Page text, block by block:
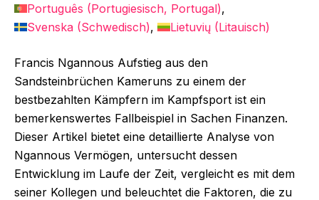
Português (Portugiesisch, Portugal)
Svenska (Schwedisch) Lietuvių (Litauisch)
Francis Ngannous Aufstieg aus den
Sandsteinbrüchen Kameruns zu einem der
bestbezahlten Kämpfern im Kampfsport ist ein
bemerkenswertes Fallbeispiel in Sachen Finanzen.
Dieser Artikel bietet eine detaillierte Analyse von
Ngannous Vermögen, untersucht dessen
Entwicklung im Laufe der Zeit, vergleicht es mit dem
seiner Kollegen und beleuchtet die Faktoren, die zu